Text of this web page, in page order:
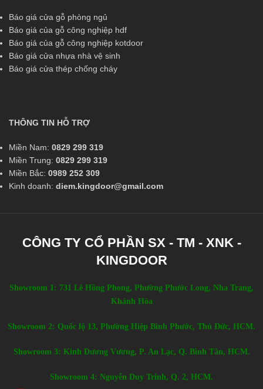
Báo giá cửa gỗ phòng ngủ
Báo giá của gỗ công nghiệp hdf
Báo giá của gỗ công nghiệp kotdoor
Báo giá cửa nhựa nhà vệ sinh
Báo giá cửa thép chống cháy
THÔNG TIN HỖ TRỢ
Miền Nam: 0829 299 319
Miền Trung: 0829 299 319
Miền Bắc: 0989 252 309
Kinh doanh: diem.kingdoor@gmail.com
CÔNG TY CỔ PHẦN SX - TM - XNK -
KINGDOOR
Showroom 1: 731 Lê Hồng Phong, Phường Phước Long, Nha Trang,
Khánh Hòa
Showroom 2: Quốc lộ 13, Phường Hiệp Bình Phước, Thủ Đức, HCM.
Showroom 3: Kinh Dương Vương, P. An Lạc, Q. Bình Tân, HCM.
Showroom 4: Nguyễn Duy Trinh, Q. 2, HCM.